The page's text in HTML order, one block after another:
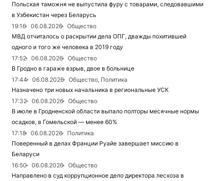
Польская таможня не выпустила фуру с товарами, следовавшими
в Узбекистан через Беларусь
19:16
06.08.2026
Общество
МВД отчиталось о раскрытии дела ОПГ, дважды похитившей
одного и того же человека в 2019 году
17:52
06.08.2026
Общество
В Гродно в гараже взрыв, двое в больнице
17:44
06.08.2026
Общество, Политика
Назначено три новых начальника в региональные УСК
17:32
06.08.2026
Общество
В июле в Гродненской области выпало полторы месячные нормы
осадков, в Гомельской — менее 60%
17:18
06.08.2026
Политика
Поверенный в делах Франции Руайе завершает миссию в
Беларуси
16:50
06.08.2026
Общество
Направлено в суд коррупционное дело директора лесхоза в